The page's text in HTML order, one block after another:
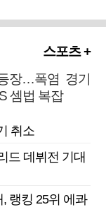
스포츠 +
장…폭염 경기
셈법 복잡
취소
드 데뷔전 기대
랭킹 25위 에콰